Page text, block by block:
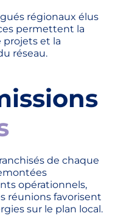
régionaux élus
permettent la
et la
réseau.
de chaque
opérationnels,
réunions favorisent
sur le plan local.